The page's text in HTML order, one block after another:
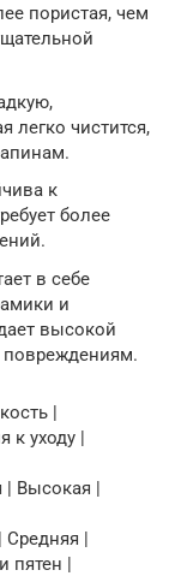
пористая, чем
легко чистится,
к
более
в себе
и
высокой
повреждениям.
|
к уходу |
| Высокая |
Средняя |
пятен |